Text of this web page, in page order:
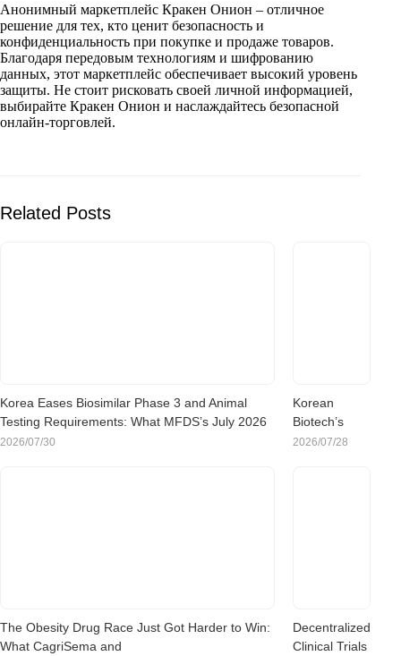
Анонимный маркетплейс Кракен Онион – отличное
решение для тех, кто ценит безопасность и
конфиденциальность при покупке и продаже товаров.
Благодаря передовым технологиям и шифрованию
данных, этот маркетплейс обеспечивает высокий уровень
защиты. Не стоит рисковать своей личной информацией,
выбирайте Кракен Онион и наслаждайтесь безопасной
онлайн-торговлей.
Related Posts
Korea Eases Biosimilar Phase 3 and Animal
Testing Requirements: What MFDS’s July 2026
Rule Change Means for Sponsors
2026/07/30
Korean
Biotech’s
China Pivot:
2026/07/28
The Obesity Drug Race Just Got Harder to Win:
What CagriSema and
Decentralized
Clinical Trials